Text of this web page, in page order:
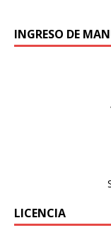
INGRESO DE
LICENCIA